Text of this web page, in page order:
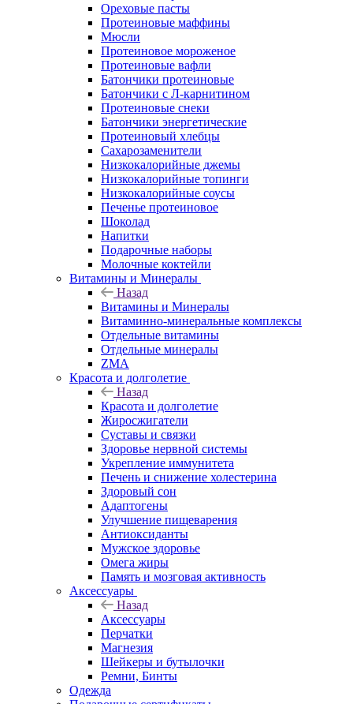
Ореховые пасты
Протеиновые маффины
Мюсли
Протеиновое мороженое
Протеиновые вафли
Батончики протеиновые
Батончики с Л-карнитином
Протеиновые снеки
Батончики энергетические
Протеиновый хлебцы
Сахарозаменители
Низкокалорийные джемы
Низкокалорийные топинги
Низкокалорийные соусы
Печенье протеиновое
Шоколад
Напитки
Подарочные наборы
Молочные коктейли
Витамины и Минералы
Назад
Витамины и Минералы
Витаминно-минеральные комплексы
Отдельные витамины
Отдельные минералы
ZMA
Красота и долголетие
Назад
Красота и долголетие
Жиросжигатели
Суставы и связки
Здоровье нервной системы
Укрепление иммунитета
Печень и снижение холестерина
Здоровый сон
Адаптогены
Улучшение пищеварения
Антиоксиданты
Мужское здоровье
Омега жиры
Память и мозговая активность
Аксессуары
Назад
Аксессуары
Перчатки
Магнезия
Шейкеры и бутылочки
Ремни, Бинты
Одежда